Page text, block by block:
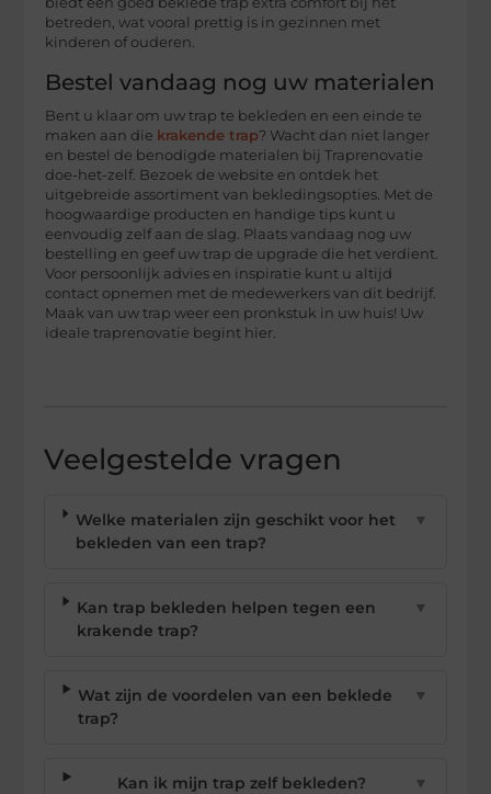
betreden, wat vooral prettig is in gezinnen met
kinderen of ouderen.
Bestel vandaag nog uw materialen
Bent u klaar om uw trap te bekleden en een einde te
maken aan die krakende trap? Wacht dan niet langer
en bestel de benodigde materialen bij Traprenovatie
doe-het-zelf. Bezoek de website en ontdek het
uitgebreide assortiment van bekledingsopties. Met de
hoogwaardige producten en handige tips kunt u
eenvoudig zelf aan de slag. Plaats vandaag nog uw
bestelling en geef uw trap de upgrade die het verdient.
Voor persoonlijk advies en inspiratie kunt u altijd
contact opnemen met de medewerkers van dit bedrijf.
Maak van uw trap weer een pronkstuk in uw huis! Uw
ideale traprenovatie begint hier.
Veelgestelde vragen
Welke materialen zijn geschikt voor het
bekleden van een trap?
▼
Kan trap bekleden helpen tegen een
krakende trap?
▼
Wat zijn de voordelen van een beklede
trap?
▼
Kan ik mijn trap zelf bekleden? ▼